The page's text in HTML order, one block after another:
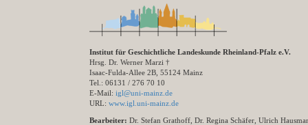
Institut für Geschichtliche Landeskunde Rheinland-Pfalz e.V.
Hrsg. Dr. Werner Marzi †
Isaac-Fulda-Allee 2B, 55124 Mainz
Tel.: 06131 / 276 70 10
E-Mail: igl@uni-mainz.de
URL: www.igl.uni-mainz.de
Bearbeiter: Dr. Stefan Grathoff, Dr. Regina Schäfer, Ulrich